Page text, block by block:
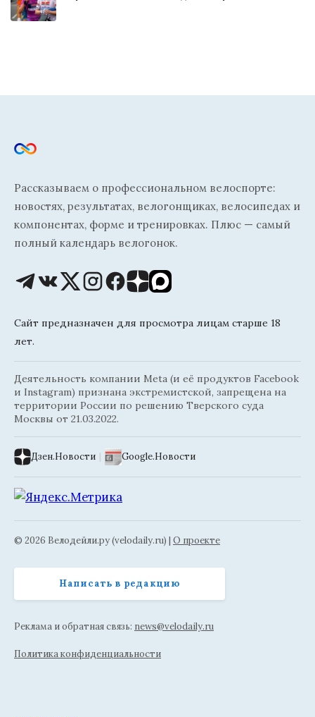
Рассказываем о профессиональном велоспорте:
новостях, результатах, велогонщиках, велосипедах и
компонентах, форме и тренировках. Плюс — самый
полный календарь велогонок.
Сайт предназначен для просмотра лицам старше 18
лет.
Деятельность компании Meta (и её продуктов Facebook
и Instagram) признана экстремистской, запрещена на
территории России по решению Тверского суда
Москвы от 21.03.2022.
Дзен.Новости | Google.Новости
© 2026 Велодейли.ру (velodaily.ru) | О проекте
Написать в редакцию
Реклама и обратная связь: news@velodaily.ru
Политика конфиденциальности